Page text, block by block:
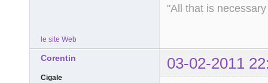
"All that is
le site Web
Corentin 03-02-2011
Cigale